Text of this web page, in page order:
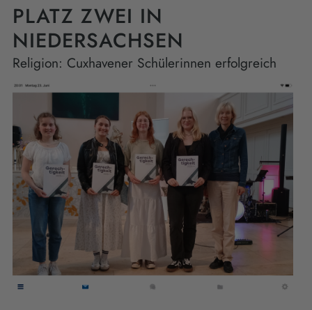
PLATZ ZWEI IN
NIEDERSACHSEN
Religion: Cuxhavener Schülerinnen erfolgreich